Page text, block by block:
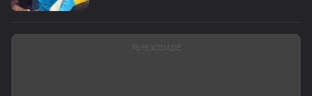
PUBLICIDADE